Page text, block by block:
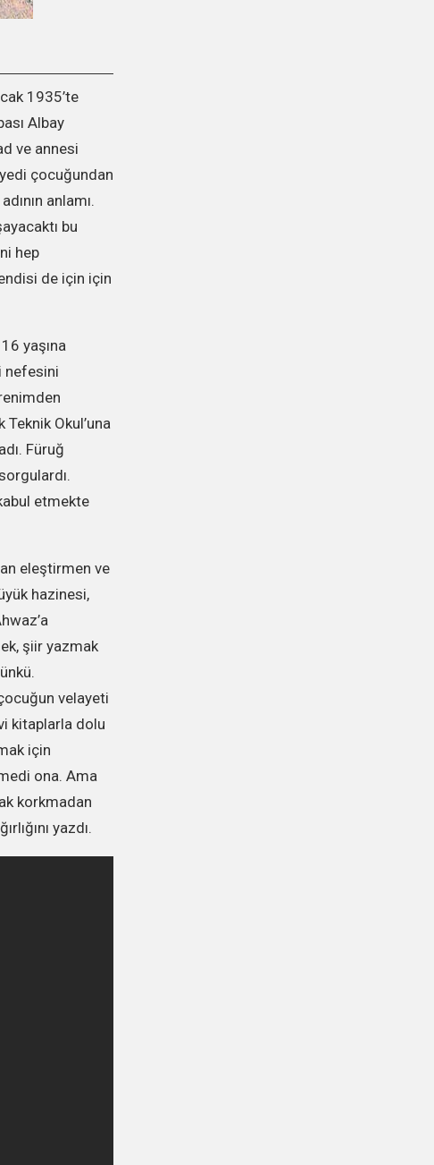
1935’te
Albay
ve annesi
yedi çocuğundan
anlamı.
bu
hep
de için için
yaşına
nefesini
Okul’una
Füruğ
etmekte
eleştirmen ve
hazinesi,
şiir yazmak
velayeti
kitaplarla dolu
için
ona. Ama
korkmadan
yazdı.